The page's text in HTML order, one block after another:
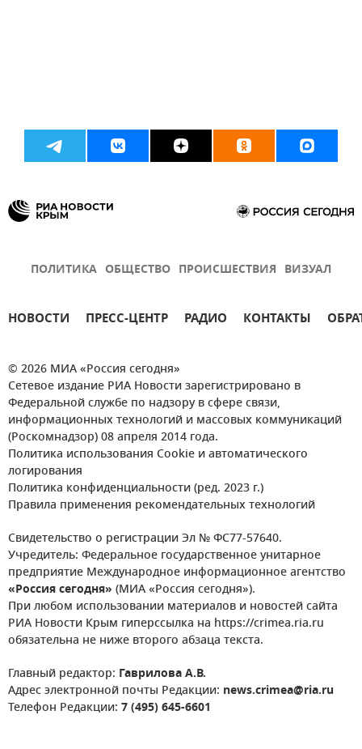
ПОЛИТИКА ОБЩЕСТВО ПРОИСШЕСТВИЯ ВИЗУАЛ
НОВОСТИ ПРЕСС-ЦЕНТР РАДИО КОНТАКТЫ
© 2026 МИА «Россия сегодня»
Сетевое издание РИА Новости зарегистрировано в
Федеральной службе по надзору в сфере связи,
информационных технологий и массовых коммуникаций
(Роскомнадзор) 08 апреля 2014 года.
Политика использования Cookie и автоматического
логирования
Политика конфиденциальности (ред. 2023 г.)
Правила применения рекомендательных технологий
Свидетельство о регистрации Эл № ФС77-57640.
Учредитель: Федеральное государственное унитарное
предприятие Международное информационное агентство
«Россия сегодня» (МИА «Россия сегодня»).
При любом использовании материалов и новостей сайта
РИА Новости Крым гиперссылка на https://crimea.ria.ru
обязательна не ниже второго абзаца текста.
Главный редактор: Гаврилова А.В.
Адрес электронной почты Редакции: news.crimea@ria.ru
Телефон Редакции: 7 (495) 645-6601